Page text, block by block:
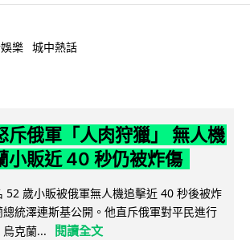
樂 城中熱話
斥俄軍「人肉狩獵」 無人機
小販近 40 秒仍被炸傷
52 歲小販被俄軍無人機追擊近 40 秒後被炸
統澤連斯基公開。他直斥俄軍對平民進行
烏克蘭...
閱讀全文